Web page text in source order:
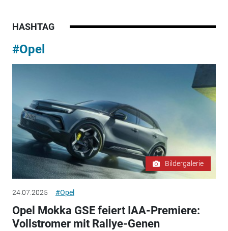
HASHTAG
#Opel
Bildergalerie
24.07.2025 #Opel
Opel Mokka GSE feiert IAA-Premiere:
Vollstromer mit Rallye-Genen